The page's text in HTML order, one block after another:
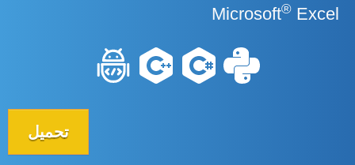
Microsoft® Excel
تحميل